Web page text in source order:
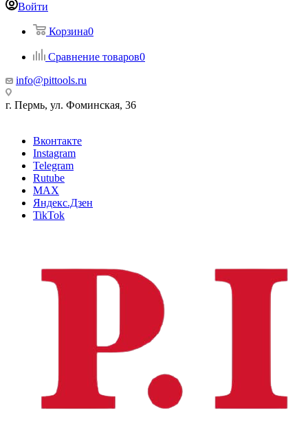
Войти
Корзина0
Сравнение товаров0
info@pittools.ru
г. Пермь, ул. Фоминская, 36
Вконтакте
Instagram
Telegram
Rutube
MAX
Яндекс.Дзен
TikTok